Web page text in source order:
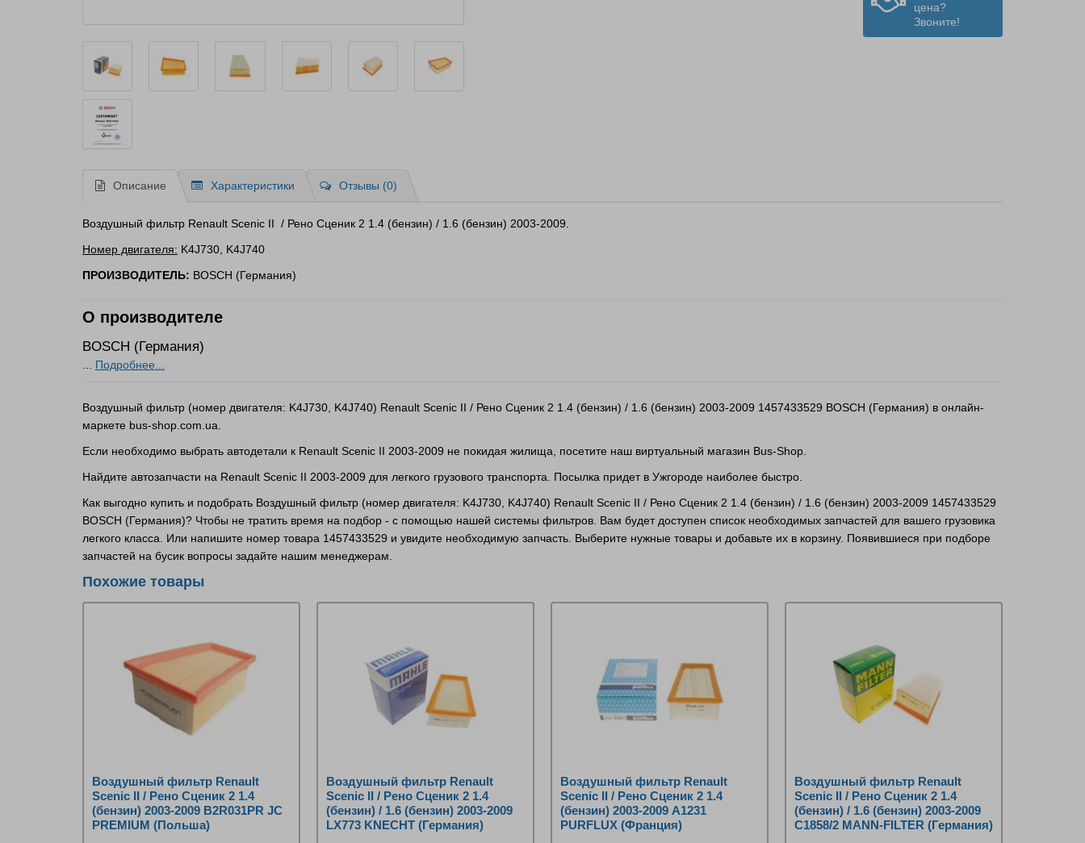
цена?
Звоните!
Описание Характеристики Отзывы (0)
Воздушный фильтр Renault Scenic II / Рено Сценик 2 1.4 (бензин) / 1.6 (бензин) 2003-2009.
Номер двигателя: K4J730, K4J740
ПРОИЗВОДИТЕЛЬ: BOSCH (Германия)
О производителе
BOSCH (Германия)
... Подробнее...
Воздушный фильтр (номер двигателя: K4J730, K4J740) Renault Scenic II / Рено Сценик 2 1.4 (бензин) / 1.6 (бензин) 2003-2009 1457433529 BOSCH (Германия) в онлайн-
маркете bus-shop.com.ua.
Если необходимо выбрать автодетали к Renault Scenic II 2003-2009 не покидая жилища, посетите наш виртуальный магазин Bus-Shop.
Найдите автозапчасти на Renault Scenic II 2003-2009 для легкого грузового транспорта. Посылка придет в Ужгороде наиболее быстро.
Как выгодно купить и подобрать Воздушный фильтр (номер двигателя: K4J730, K4J740) Renault Scenic II / Рено Сценик 2 1.4 (бензин) / 1.6 (бензин) 2003-2009 1457433529
BOSCH (Германия)? Чтобы не тратить время на подбор - с помощью нашей системы фильтров. Вам будет доступен список необходимых запчастей для вашего грузовика
легкого класса. Или напишите номер товара 1457433529 и увидите необходимую запчасть. Выберите нужные товары и добавьте их в корзину. Появившиеся при подборе
запчастей на бусик вопросы задайте нашим менеджерам.
Похожие товары
Воздушный фильтр Renault
Scenic II / Рено Сценик 2 1.4
(бензин) 2003-2009 B2R031PR JC
PREMIUM (Польша)
Воздушный фильтр Renault
Scenic II / Рено Сценик 2 1.4
(бензин) / 1.6 (бензин) 2003-2009
LX773 KNECHT (Германия)
Воздушный фильтр Renault
Scenic II / Рено Сценик 2 1.4
(бензин) 2003-2009 A1231
PURFLUX (Франция)
Воздушный фильтр Renault
Scenic II / Рено Сценик 2 1.4
(бензин) / 1.6 (бензин) 2003-2009
C1858/2 MANN-FILTER (Германия)